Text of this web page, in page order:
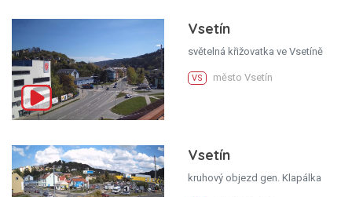
Vsetín
světelná křižovatka ve Vsetíně
VS město Vsetín
Vsetín
kruhový objezd gen. Klapálka